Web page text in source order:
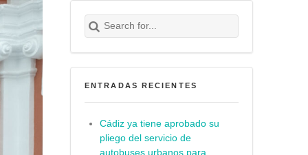
Search for:
Buscar
ENTRADAS RECIENTES
Cádiz ya tiene aprobado su
pliego del servicio de
autobuses urbanos para